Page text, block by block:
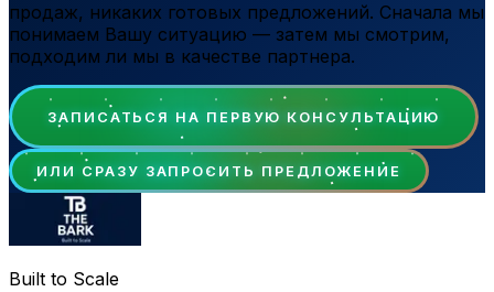
продаж, никаких готовых предложений. Сначала мы
понимаем Вашу ситуацию — затем мы смотрим,
подходим ли мы в качестве партнера.
ЗАПИСАТЬСЯ НА ПЕРВУЮ КОНСУЛЬТАЦИЮ
ИЛИ СРАЗУ ЗАПРОСИТЬ ПРЕДЛОЖЕНИЕ
Built to Scale